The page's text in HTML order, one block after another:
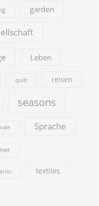
garden
Leben
quilt reisen
seasons
Sprache
textiles